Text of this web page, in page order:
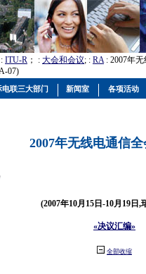
: ITU-R ； : 大会和会议; : RA: 2007年
07)
2007年无线电通信
(2007年10月15日-10月19日,
«决议汇编»
全部收缩
电联三大部门 新闻室 各项活动